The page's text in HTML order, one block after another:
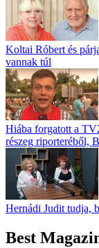
Koltai Róbert és
vannak túl
Hiába forgatott a
részeg riporteréből,
Hernádi Judit tudja,
Best